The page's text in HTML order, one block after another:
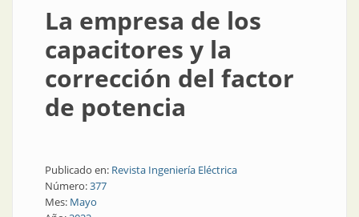
La empresa de los
capacitores y la
corrección del factor
de potencia
Publicado en: Revista Ingeniería Eléctrica
Número:377
Mes: Mayo